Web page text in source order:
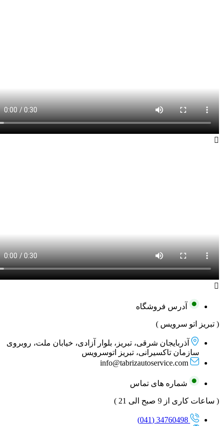
آدرس فروشگاه
( تبریز اتو سرویس )
آذربایجان شرقی، تبریز، بلوار آزادی، خیابان ملت، روبروی
سازمان تاکسیرانی، تبریز اتوسرویس
info@tabrizautoservice.com
شماره های تماس
( ساعات کاری از 9 صبح الی 21 )
34760498 (041)